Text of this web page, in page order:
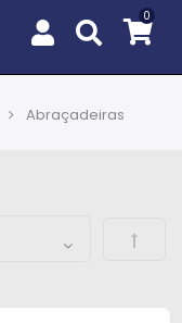
Abraçadeiras